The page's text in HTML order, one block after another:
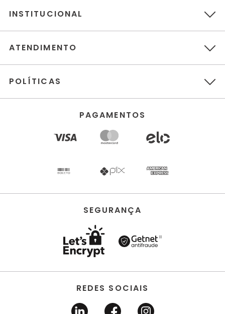
INSTITUCIONAL
ATENDIMENTO
POLÍTICAS
PAGAMENTOS
SEGURANÇA
REDES SOCIAIS